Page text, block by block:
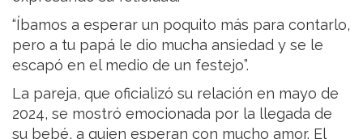
“Íbamos a esperar un poquito más para contarlo,
pero a tu papá le dio mucha ansiedad y se le
escapó en el medio de un festejo”.
La pareja, que oficializó su relación en mayo de
2024, se mostró emocionada por la llegada de
su bebé, a quien esperan con mucho amor. El